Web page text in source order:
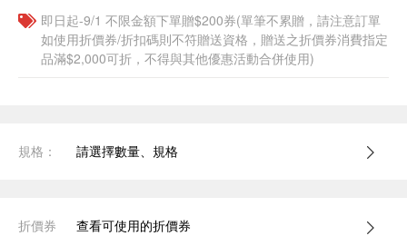
即日起-9/1 不限金額下單贈$200券(單筆不累贈，請注意訂單
如使用折價券/折扣碼則不符贈送資格，贈送之折價券消費指定
品滿$2,000可折，不得與其他優惠活動合併使用)
規格： 請選擇數量、規格
折價券 查看可使用的折價券